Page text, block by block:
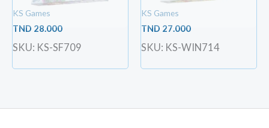
KS Games
TND 28.000
SKU: KS-SF709
KS Games
TND 27.000
SKU: KS-WIN714